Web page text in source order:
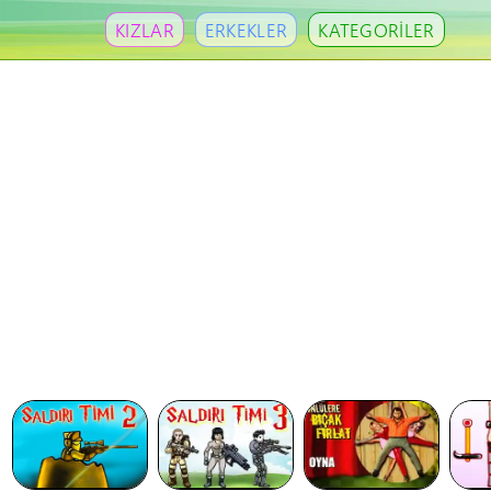
KIZLAR ERKEKLER KATEGORİLER